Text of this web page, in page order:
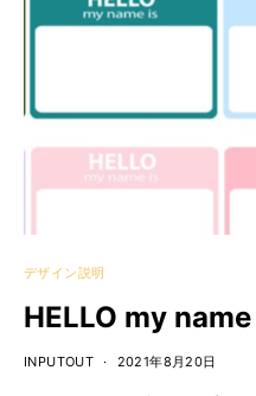
デザイン説明
HELLO my
INPUTOUT 2021年8月20日